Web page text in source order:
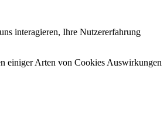
interagieren, Ihre Nutzererfahrung
einiger Arten von Cookies Auswirkungen